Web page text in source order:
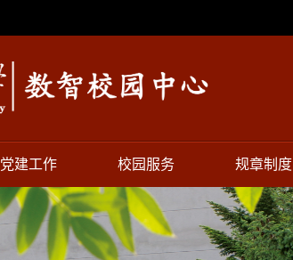
党建工作 校园服务 规章制度